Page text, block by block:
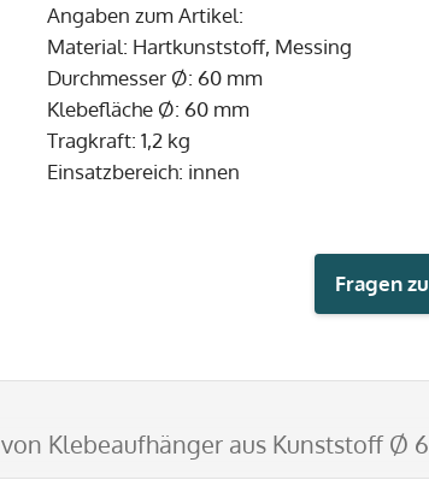
Angaben zum Artikel:
Material: Hartkunststoff, Messing
Durchmesser Ø: 60 mm
Klebefläche Ø: 60 mm
Tragkraft: 1,2 kg
Einsatzbereich: innen
Fragen
von Klebeaufhänger aus Kunststoff Ø